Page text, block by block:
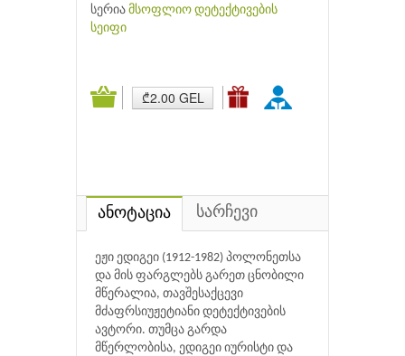
სერია მსოფლიო დეტექტივების
სეიფი
₾2.00 GEL
ანოტაცია სარჩევი
ეჟი ედიგეი (1912-1982) პოლონეთსა
და მის ფარგლებს გარეთ ცნობილი
მწერალია, თავშესაქცევი
მძაფრსიუჟეტიანი დეტექტივების
ავტორი. თუმცა გარდა
მწერლობისა, ედიგეი იურისტი და